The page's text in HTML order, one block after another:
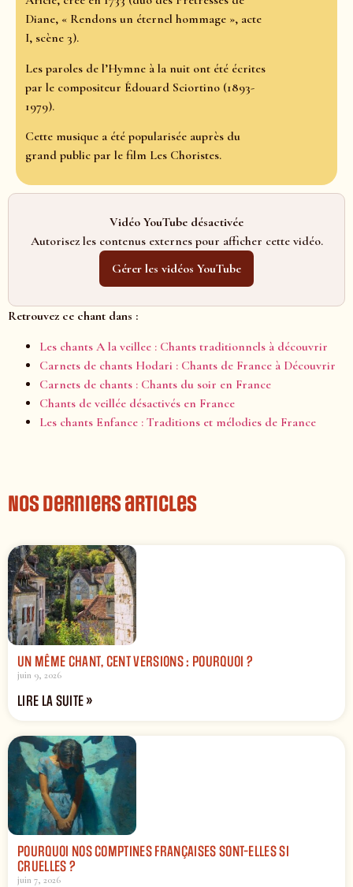
Diane, « Rendons un éternel hommage », acte
I, scène 3).
Les paroles de l’Hymne à la nuit ont été écrites
par le compositeur Édouard Sciortino (1893-
1979).
Cette musique a été popularisée auprès du
grand public par le film Les Choristes.
Vidéo YouTube désactivée
Autorisez les contenus externes pour afficher cette vidéo.
Gérer les vidéos YouTube
Retrouvez ce chant dans :
Les chants A la veillee : Chants traditionnels à découvrir
Carnets de chants Hodari : Chants de France à Découvrir
Carnets de chants : Chants du soir en France
Chants de veillée désactivés en France
Les chants Enfance : Traditions et mélodies de France
Nos derniers articles
UN MÊME CHANT, CENT VERSIONS : POURQUOI ?
juin 9, 2026
LIRE LA SUITE »
POURQUOI NOS COMPTINES FRANÇAISES SONT-ELLES SI
CRUELLES ?
juin 7, 2026